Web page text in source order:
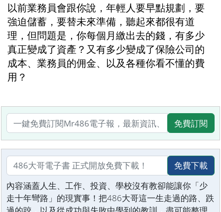
以前業務員會跟你說，年輕人要早點規劃，要
強迫儲蓄，要替未來準備，聽起來都很有道
理，但問題是，你每個月繳出去的錢，有多少
真正變成了資產？又有多少變成了保險公司的
成本、業務員的佣金、以及各種你看不懂的費
用？
免費訂閱
免費下載
內容涵蓋人生、工作、投資、學校沒有教卻能讓你「少
走十年彎路」的現實事！把486大哥這一生走過的路、跌